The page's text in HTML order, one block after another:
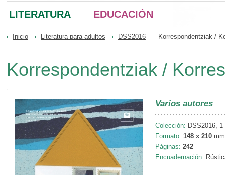
LITERATURA EDUCACIÓN
Inicio Literatura para adultos DSS2016 Korrespondentziak /
Korrespondentziak /
Varios autores
Colección: DSS2016, 1
Formato: 148 x 210 mm
Páginas: 242
Encuadernación: